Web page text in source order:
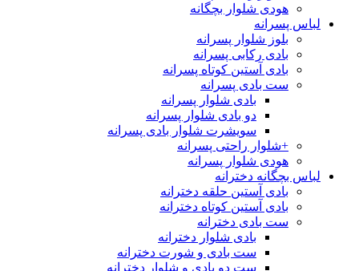
هودی شلوار بچگانه
لباس پسرانه
بلوز شلوار پسرانه
بادی رکابی پسرانه
بادی آستین کوتاه پسرانه
ست بادی پسرانه
بادی شلوار پسرانه
دو بادی شلوار پسرانه
سویشرت شلوار بادی پسرانه
+شلوار راحتی پسرانه
هودی شلوار پسرانه
لباس بچگانه دخترانه
بادی آستین حلقه دخترانه
بادی آستین کوتاه دخترانه
ست بادی دخترانه
بادی شلوار دخترانه
ست بادی و شورت دخترانه
ست دو بادی و شلوار دخترانه